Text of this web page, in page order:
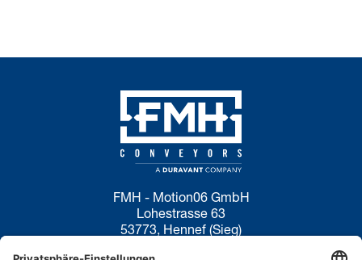
FMH - Motion06 GmbH
Lohestrasse 63
53773, Hennef (Sieg)